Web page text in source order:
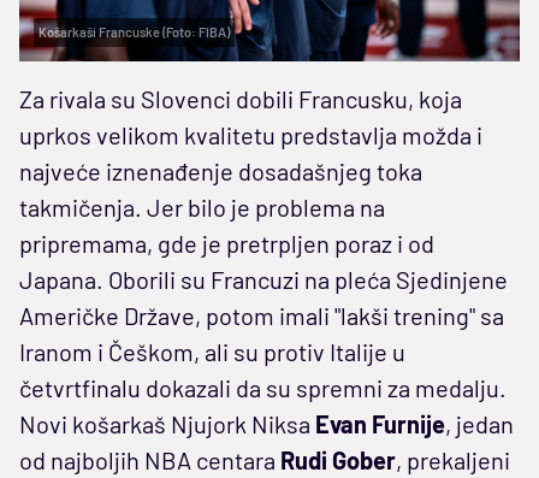
Košarkaši Francuske (Foto: FIBA)
Za rivala su Slovenci dobili Francusku, koja
uprkos velikom kvalitetu predstavlja možda i
najveće iznenađenje dosadašnjeg toka
takmičenja. Jer bilo je problema na
pripremama, gde je pretrpljen poraz i od
Japana. Oborili su Francuzi na pleća Sjedinjene
Američke Države, potom imali "lakši trening" sa
Iranom i Češkom, ali su protiv Italije u
četvrtfinalu dokazali da su spremni za medalju.
Novi košarkaš Njujork Niksa Evan Furnije, jedan
od najboljih NBA centara Rudi Gober, prekaljeni